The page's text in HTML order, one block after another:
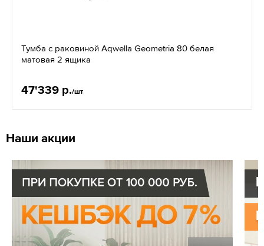
Тумба с раковиной Aqwella Geometria 80 белая
матовая 2 ящика
47'339 р./шт
Наши акции